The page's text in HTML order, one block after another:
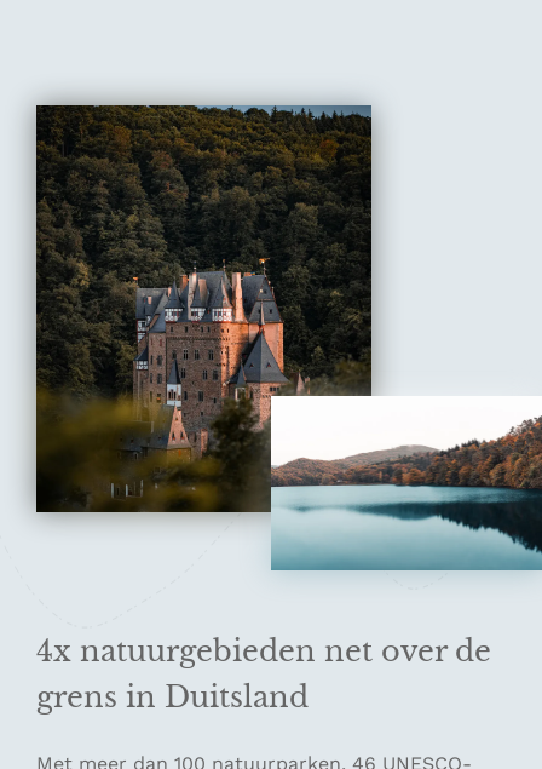
4x natuurgebieden net over de
grens in Duitsland
Met meer dan 100 natuurparken, 46 UNESCO-